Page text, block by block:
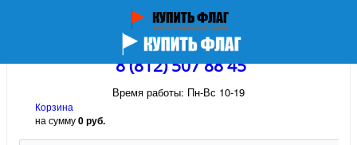
8 (812) 507 88 45
Время работы: Пн-Вс 10-19
Корзина
на сумму0 руб.